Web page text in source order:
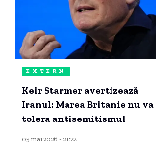
EXTERN
Keir Starmer avertizează
Iranul: Marea Britanie nu va
tolera antisemitismul
05 mai 2026 - 21:22